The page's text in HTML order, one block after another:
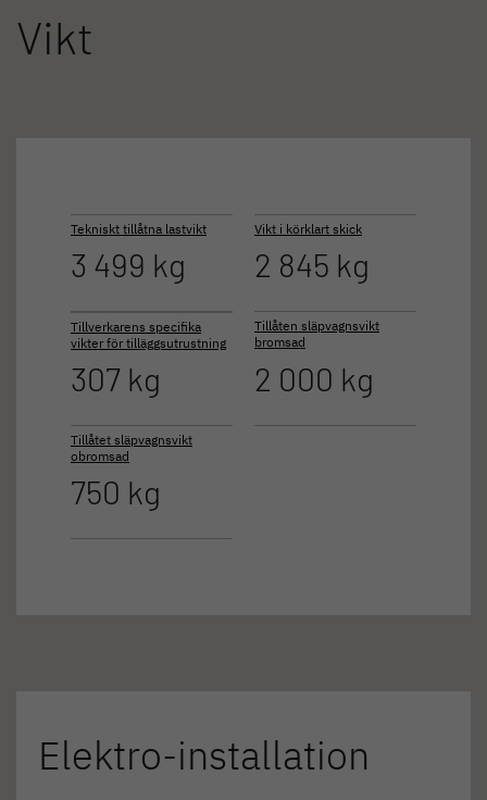
Vikt
Tekniskt tillåtna lastvikt
3 499 kg
Vikt i körklart skick
2 845 kg
Tillverkarens specifika
vikter för tilläggsutrustning
307 kg
Tillåten släpvagnsvikt
bromsad
2 000 kg
Tillåtet släpvagnsvikt
obromsad
750 kg
Elektro-installation